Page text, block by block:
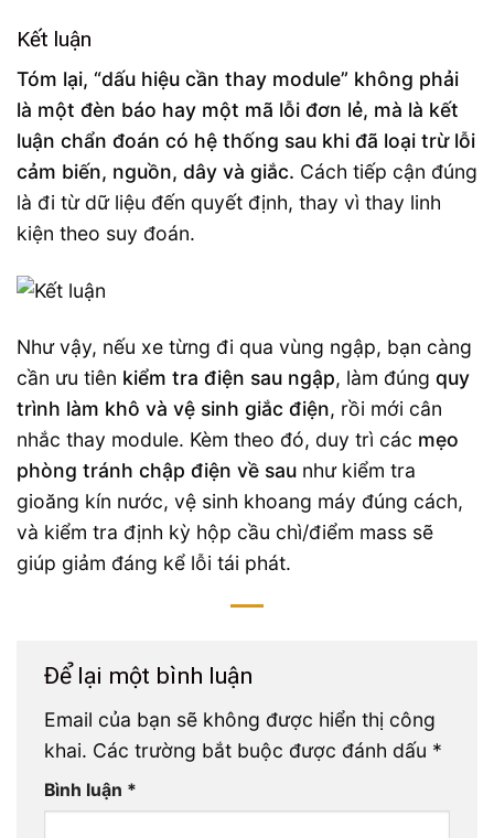
Kết luận
Tóm lại, “dấu hiệu cần thay module” không phải
là một đèn báo hay một mã lỗi đơn lẻ, mà là kết
luận chẩn đoán có hệ thống sau khi đã loại trừ lỗi
cảm biến, nguồn, dây và giắc. Cách tiếp cận đúng
là đi từ dữ liệu đến quyết định, thay vì thay linh
kiện theo suy đoán.
Như vậy, nếu xe từng đi qua vùng ngập, bạn càng
cần ưu tiên kiểm tra điện sau ngập, làm đúng quy
trình làm khô và vệ sinh giắc điện, rồi mới cân
nhắc thay module. Kèm theo đó, duy trì các mẹo
phòng tránh chập điện về sau như kiểm tra
gioăng kín nước, vệ sinh khoang máy đúng cách,
và kiểm tra định kỳ hộp cầu chì/điểm mass sẽ
giúp giảm đáng kể lỗi tái phát.
Để lại một bình luận
Email của bạn sẽ không được hiển thị công
khai. Các trường bắt buộc được đánh dấu *
Bình luận *